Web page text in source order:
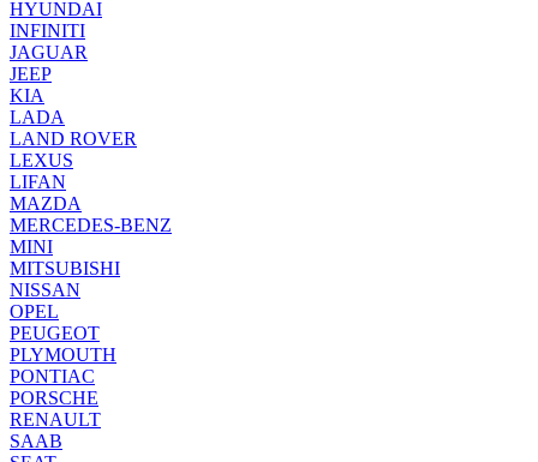
HYUNDAI
INFINITI
JAGUAR
JEEP
KIA
LADA
LAND ROVER
LEXUS
LIFAN
MAZDA
MERCEDES-BENZ
MINI
MITSUBISHI
NISSAN
OPEL
PEUGEOT
PLYMOUTH
PONTIAC
PORSCHE
RENAULT
SAAB